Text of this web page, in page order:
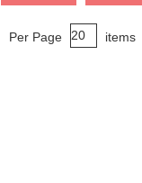
Per Page items